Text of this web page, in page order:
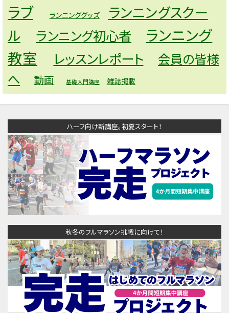
ラブ
ランニンググッズ
ランニングスクー
ル
ランニング初心者
ランニング
教室
レッスンレポート
会員の皆様
へ
動画 基礎入門講座 雑誌掲載
ハーフ向け新講座。初夏スタート！
秋冬のフルマラソン挑戦に向けて！